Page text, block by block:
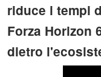
riduce i tempi
Forza Horizon
dietro